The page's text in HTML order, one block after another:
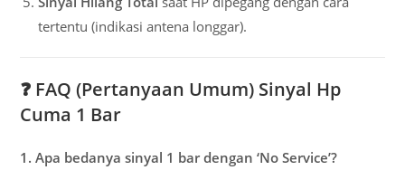
tertentu (indikasi antena longgar).
❓ FAQ (Pertanyaan Umum) Sinyal Hp
Cuma 1 Bar
1. Apa bedanya sinyal 1 bar dengan ‘No Service’?